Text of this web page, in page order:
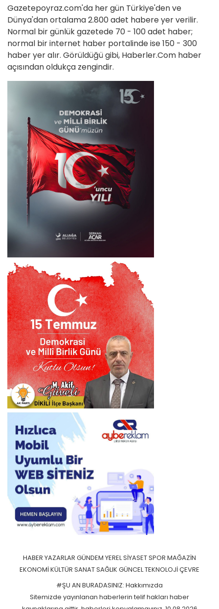
Gazetepoyraz.com'da her gün Türkiye'den ve
Dünya'dan ortalama 2.800 adet habere yer verilir.
Normal bir günlük gazetede 70 - 100 adet haber;
normal bir internet haber portalinde ise 150 - 300
haber yer alır. Görüldüğü gibi, Haberler.Com haber
açısından oldukça zengindir.
HABER YAZARLAR GÜNDEM YERELSİYASETSPOR MAĞAZİN
EKONOMİKÜLTÜR SANATSAĞLIK GÜNCELTEKNOLOJİÇEVRE
#ŞU AN BURADASINIZ: Hakkımızda
Sitemizde yayınlanan haberlerin telif hakları haber